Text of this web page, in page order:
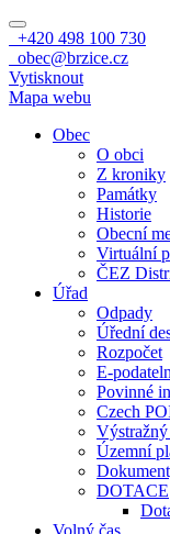
+420 498 100 730
obec@brzice.cz
Vytisknout
Mapa webu
Obec
O obci
Z kroniky
Památky
Historie
Obecní
Virtuální
ČEZ
Úřad
Odpady
Úřední
Rozpočet
E-
Povinné
Czech
Výstražný
Územní
DOTACE
Volný čas